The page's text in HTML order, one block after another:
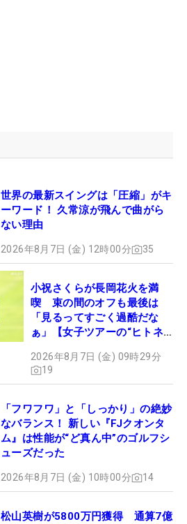
世界の最新スイングは「圧縮」がキ
ーワード！ 久常涼が飛んで曲がら
ない理由
2026年8月7日 (金) 12時00分 35
小祝さくらが長岡花火を満
喫 束の間のオフも最後は
「見るってすごく過酷だな
ぁ」【女子ツアーの“ヒトネ
2026年8月7日 (金) 09時29分
19
「フワフワ」と「しっかり」の絶妙
なバランス！ 新しい『FJクオンタ
ム』は性能が“ど真ん中”のゴルフシ
ューズだった
2026年8月7日 (金) 10時00分 14
松山英樹が5800万円獲得 通算7億